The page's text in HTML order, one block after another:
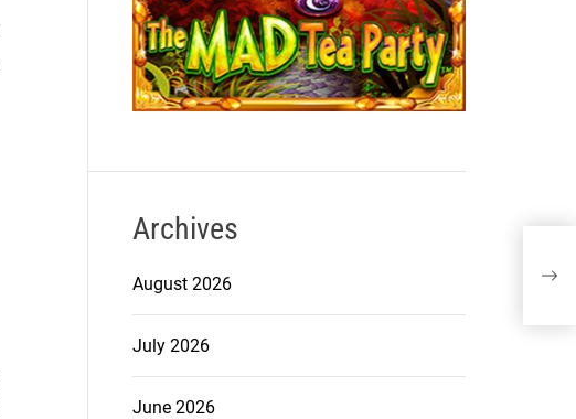
Archives
August 2026
July 2026
June 2026
ส